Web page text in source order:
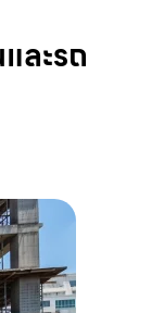
ละรถ